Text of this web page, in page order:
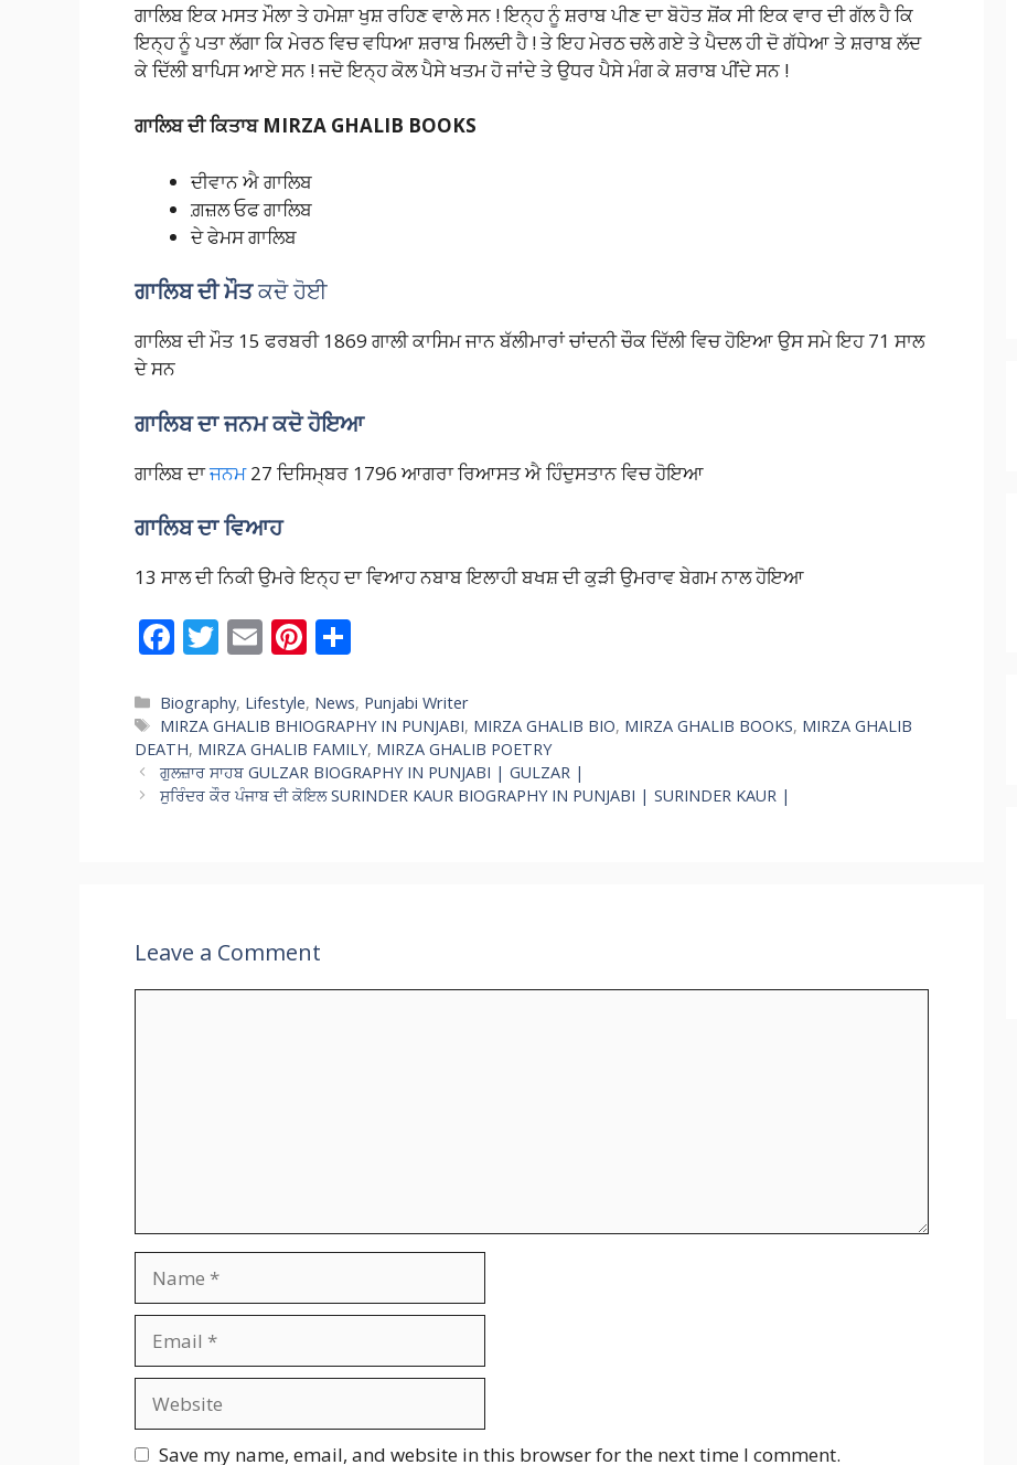
ਗਾਲਿਬ ਇਕ ਮਸਤ ਮੌਲਾ ਤੇ ਹਮੇਸ਼ਾ ਖੁਸ਼ ਰਹਿਣ ਵਾਲੇ ਸਨ ! ਇਨ੍ਹ ਨੂੰ ਸ਼ਰਾਬ ਪੀਣ ਦਾ ਬੋਹੋਤ ਸ਼ੋਂਕ ਸੀ ਇਕ ਵਾਰ ਦੀ ਗੱਲ ਹੈ ਕਿ
ਇਨ੍ਹ ਨੂੰ ਪਤਾ ਲੱਗਾ ਕਿ ਮੇਰਠ ਵਿਚ ਵਧਿਆ ਸ਼ਰਾਬ ਮਿਲਦੀ ਹੈ ! ਤੇ ਇਹ ਮੇਰਠ ਚਲੇ ਗਏ ਤੇ ਪੈਦਲ ਹੀ ਦੋ ਗੱਧੇਆ ਤੇ ਸ਼ਰਾਬ ਲੱਦ
ਕੇ ਦਿੱਲੀ ਬਾਪਿਸ ਆਏ ਸਨ ! ਜਦੋ ਇਨ੍ਹ ਕੋਲ ਪੈਸੇ ਖਤਮ ਹੋ ਜਾਂਦੇ ਤੇ ਉਧਰ ਪੈਸੇ ਮੰਗ ਕੇ ਸ਼ਰਾਬ ਪੀਂਦੇ ਸਨ !
ਗਾਲਿਬਦੀ ਕਿਤਾਬ MIRZA GHALIB BOOKS
ਦੀਵਾਨ ਐ ਗਾਲਿਬ
ਗ਼ਜ਼ਲ ਓਫ ਗਾਲਿਬ
ਦੇ ਫੇਮਸ ਗਾਲਿਬ
ਗਾਲਿਬ ਦੀ ਮੌਤਕਦੋ ਹੋਈ
ਗਾਲਿਬ ਦੀ ਮੌਤ 15 ਫਰਬਰੀ 1869 ਗਾਲੀ ਕਾਸਿਮ ਜਾਨ ਬੱਲੀਮਾਰਾਂ ਚਾਂਦਨੀ ਚੌਕ ਦਿੱਲੀ ਵਿਚ ਹੋਇਆ ਉਸ ਸਮੇ ਇਹ 71 ਸਾਲ
ਦੇ ਸਨ
ਗਾਲਿਬ ਦਾ ਜਨਮ ਕਦੋ ਹੋਇਆ
ਗਾਲਿਬ ਦਾਜਨਮ27 ਦਿਸਿਮ੍ਬਰ 1796 ਆਗਰਾ ਰਿਆਸਤ ਐ ਹਿੰਦੁਸਤਾਨ ਵਿਚ ਹੋਇਆ
ਗਾਲਿਬ ਦਾ ਵਿਆਹ
13 ਸਾਲ ਦੀ ਨਿਕੀ ਉਮਰੇ ਇਨ੍ਹ ਦਾ ਵਿਆਹ ਨਬਾਬ ਇਲਾਹੀ ਬਖਸ਼ ਦੀ ਕੁੜੀ ਉਮਰਾਵ ਬੇਗਮ ਨਾਲ ਹੋਇਆ
F
e
b
o
o
T
itt
er
E
ai
l
Pi
er
e
st
ar
e
Categories
Biography, Lifestyle, News, Punjabi Writer
Tags
MIRZA GHALIB BHIOGRAPHY IN PUNJABI, MIRZA GHALIB BIO, MIRZA GHALIB BOOKS, MIRZA GHALIB
DEATH, MIRZA GHALIB FAMILY, MIRZA GHALIB POETRY
ਗੁਲਜ਼ਾਰ ਸਾਹਬ GULZAR BIOGRAPHY IN PUNJABI | GULZAR |
ਸੁਰਿੰਦਰ ਕੌਰ ਪੰਜਾਬ ਦੀ ਕੋਇਲ SURINDER KAUR BIOGRAPHY IN PUNJABI | SURINDER KAUR |
Leave a Comment
Save my name, email, and website in this browser for the next time I comment.